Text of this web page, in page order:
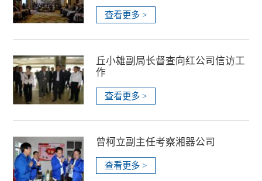
查看更多 >
丘小雄副局长督查向红公司信访工
作
查看更多 >
曾柯立副主任考察湘器公司
查看更多 >